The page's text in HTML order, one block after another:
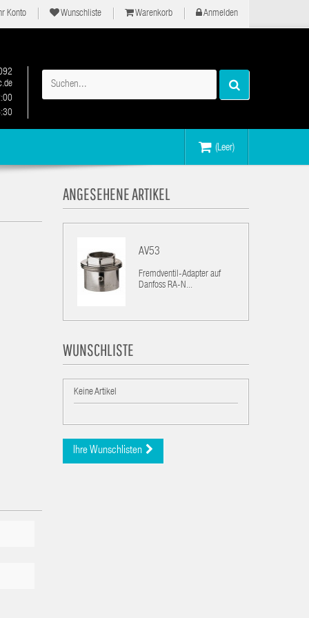
Konto Wunschliste Warenkorb Anmelden
(Leer)
ANGESEHENE ARTIKEL
AV53
Fremdventil-Adapter auf
Danfoss RA-N...
WUNSCHLISTE
Keine Artikel
Ihre Wunschlisten